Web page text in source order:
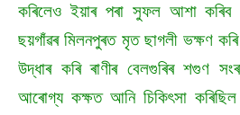
কৰিলেও ইয়াৰ পৰা সুফল আশা কৰিব
ছয়গাঁৱৰ মিলনপুৰত মৃত ছাগলী ভক্ষণ
উদ্ধাৰ কৰি ৰাণীৰ বেলগুৰিৰ শগুণ
আৰোগ্য কক্ষত আনি চিকিৎসা